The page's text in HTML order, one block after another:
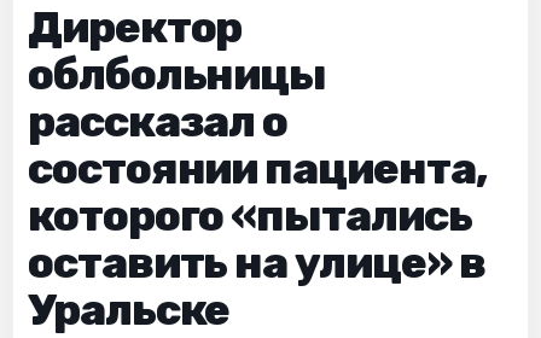
Директор
облбольницы
рассказал о
состоянии пациента,
которого «пытались
оставить на улице» в
Уральске